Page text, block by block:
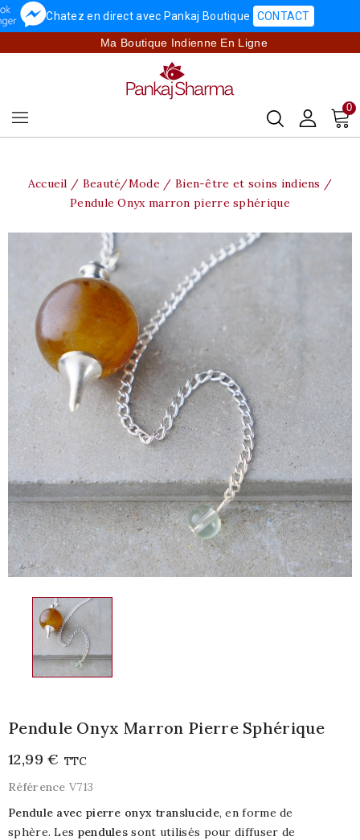
Chatez en direct avec Pankaj Boutique CONTACT
Ma Boutique Indienne En Ligne
0
Accueil Beauté/Mode
Bien-être et soins indiens
Pendule Onyx marron pierre sphérique
Pendule Onyx Marron Pierre Sphérique
12,99 € TTC
Référence V713
Pendule avec pierre onyx translucide, en forme de
sphère. Les pendules sont utilisés pour diffuser de